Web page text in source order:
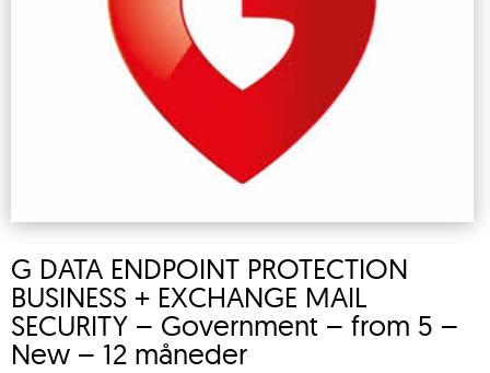
G DATA ENDPOINT PROTECTION
BUSINESS + EXCHANGE MAIL
SECURITY – Government – from 5 –
New – 12 måneder